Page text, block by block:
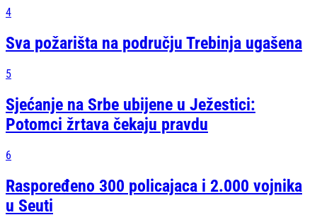
4
Sva požarišta na području Trebinja ugašena
5
Sjećanje na Srbe ubijene u Ježestici:
Potomci žrtava čekaju pravdu
6
Raspoređeno 300 policajaca i 2.000 vojnika
u Seuti